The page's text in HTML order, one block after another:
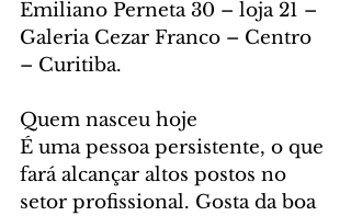
Emiliano Perneta 30 – loja 21 –
Galeria Cezar Franco – Centro
– Curitiba.
Quem nasceu hoje
É uma pessoa persistente, o que
fará alcançar altos postos no
setor profissional. Gosta da boa